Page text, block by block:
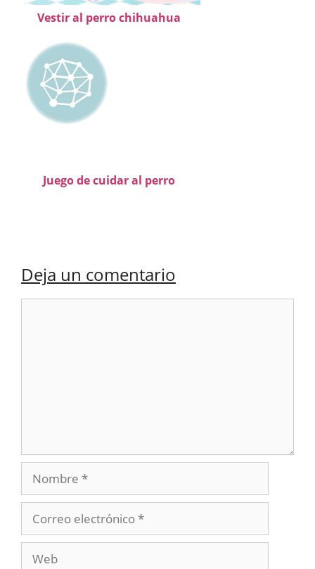
Vestir al perro chihuahua
Juego de cuidar al perro
Deja un comentario
Nombre
electrónico